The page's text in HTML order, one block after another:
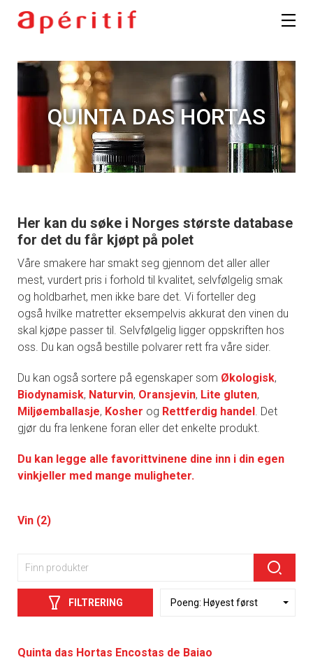
QUINTA DAS HORTAS
Her kan du søke i Norges største database
for det du får kjøpt på polet
Våre smakere har smakt seg gjennom det aller aller
mest, vurdert pris i forhold til kvalitet, selvfølgelig smak
og holdbarhet, men ikke bare det. Vi forteller deg
også hvilke matretter eksempelvis akkurat den vinen du
skal kjøpe passer til. Selvfølgelig ligger oppskriften hos
oss. Du kan også bestille polvarer rett fra våre sider.
Du kan også sortere på egenskaper som Økologisk,
Biodynamisk, Naturvin, Oransjevin, Lite gluten,
Miljøemballasje, Kosher og Rettferdig handel. Det
gjør du fra lenkene foran eller det enkelte produkt.
Du kan legge alle favorittvinene dine inn i din egen
vinkjeller med mange muligheter.
Vin (2)
FILTRERING
Quinta das Hortas Encostas de Baiao